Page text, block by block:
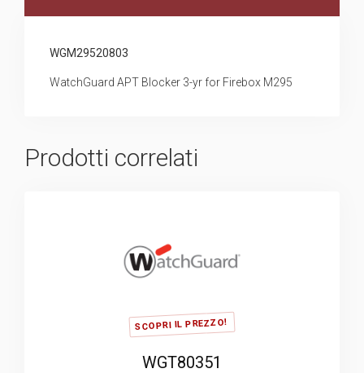
WGM29520803
WatchGuard APT Blocker 3-yr for Firebox M295
Prodotti correlati
SCOPRI IL PREZZO!
WGT80351